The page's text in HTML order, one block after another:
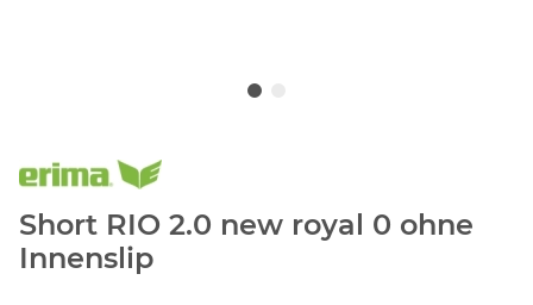
Short RIO 2.0 new royal 0 ohne
Innenslip